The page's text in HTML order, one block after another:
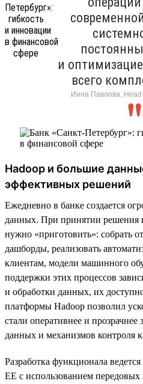
и
всего
Инна Павлова, Head
Hadoop и большие
эффективных решений
Ежедневно в банке создается
данных. При принятии решения
нужно «приготовить»: собрать
дашборды, реализовать
клиентам, модели машинного
поддержки этих процессов
и обработки данных, их
платформы Hadoop позволил
стали оперативнее и прозрачнее
данных и механизмов контроля
Разработка функционала ведется
EE с использованием